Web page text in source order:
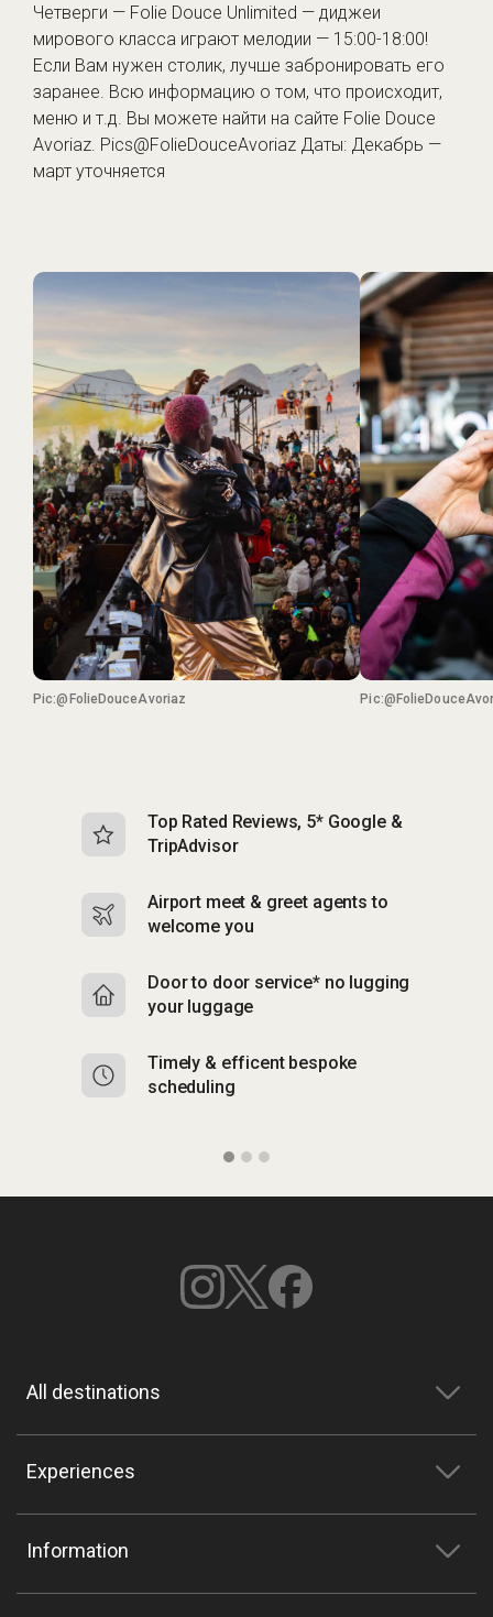
Четверги — Folie Douce Unlimited — диджеи
мирового класса играют мелодии — 15:00-18:00!
Если Вам нужен столик, лучше забронировать его
заранее. Всю информацию о том, что происходит,
меню и т.д. Вы можете найти на сайте Folie Douce
Avoriaz. Pics@FolieDouceAvoriaz Даты: Декабрь —
март уточняется
Pic:@FolieDouceAvoriaz
Top Rated Reviews, 5* Google &
TripAdvisor
Airport meet & greet agents to
welcome you
Door to door service* no lugging
your luggage
Timely & efficent bespoke
scheduling
All destinations
Experiences
Information